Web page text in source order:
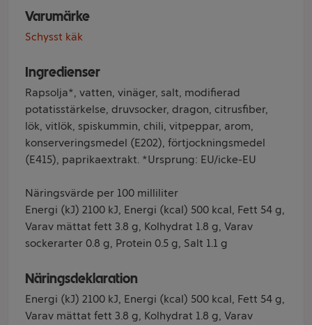
Varumärke
Schysst käk
Ingredienser
Rapsolja*, vatten, vinäger, salt, modifierad
potatisstärkelse, druvsocker, dragon, citrusfiber,
lök, vitlök, spiskummin, chili, vitpeppar, arom,
konserveringsmedel (E202), förtjockningsmedel
(E415), paprikaextrakt. *Ursprung: EU/icke-EU
Näringsvärde per 100 milliliter
Energi (kJ) 2100 kJ, Energi (kcal) 500 kcal, Fett 54 g,
Varav mättat fett 3.8 g, Kolhydrat 1.8 g, Varav
sockerarter 0.8 g, Protein 0.5 g, Salt 1.1 g
Näringsdeklaration
Energi (kJ) 2100 kJ, Energi (kcal) 500 kcal, Fett 54 g,
Varav mättat fett 3.8 g, Kolhydrat 1.8 g, Varav